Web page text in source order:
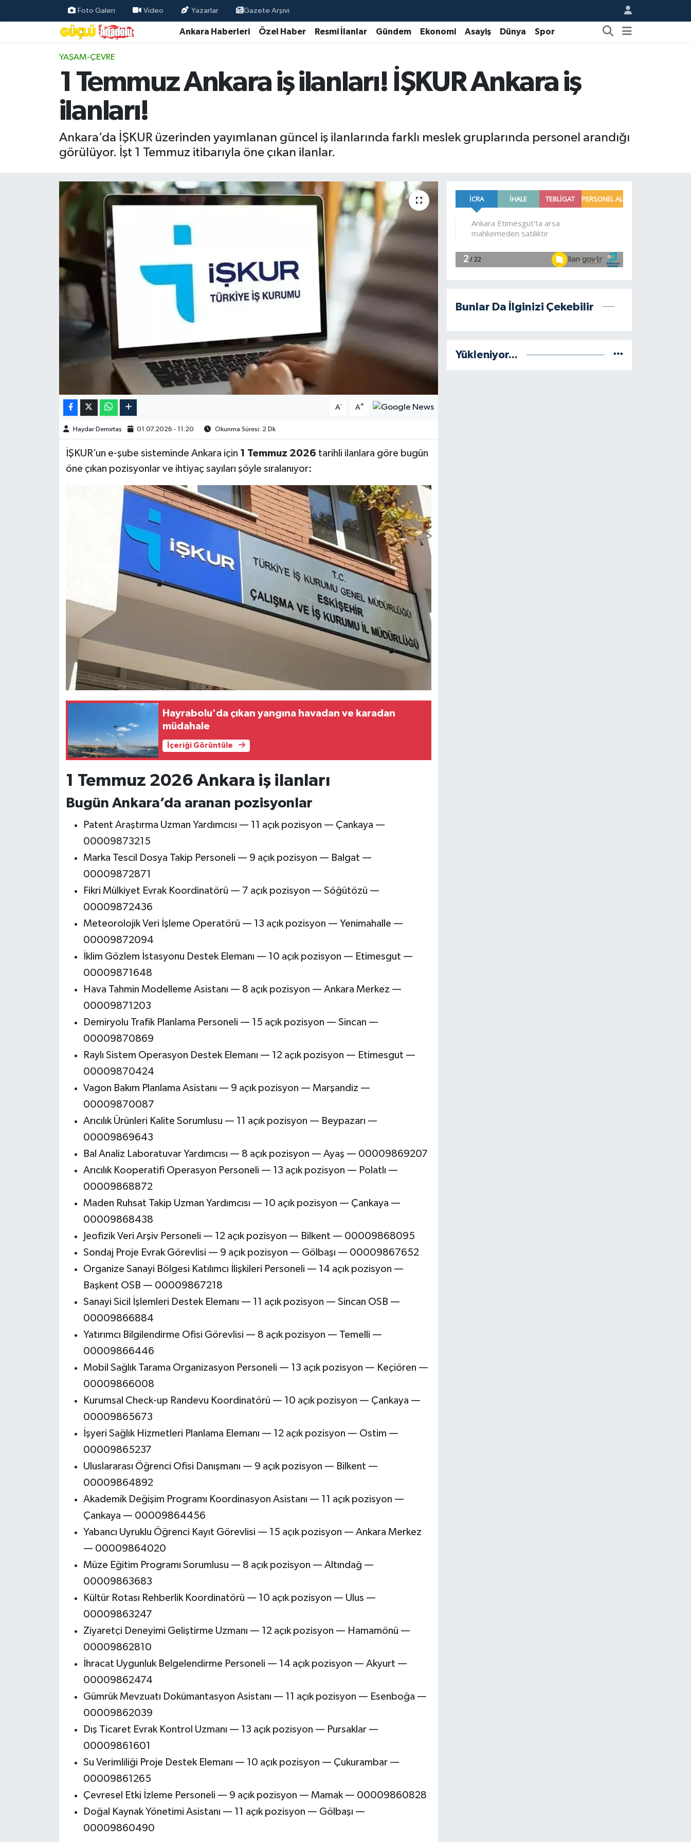
Foto Galeri Video Yazarlar Gazete Arşivi
Ankara Haberleri Özel Haber Resmi İlanlar Gündem Ekonomi Asayiş Dünya Spor
YAŞAM-ÇEVRE
1 Temmuz Ankara iş ilanları! İŞKUR Ankara iş
ilanları!
Ankara’da İŞKUR üzerinden yayımlanan güncel iş ilanlarında farklı meslek gruplarında personel arandığı
görülüyor. İşt 1 Temmuz itibarıyla öne çıkan ilanlar.
A- A+
Haydar Demirtaş 01.07.2026 - 11:20 Okunma Süresi: 2 Dk
İŞKUR’un e-şube sisteminde Ankara için 1 Temmuz 2026 tarihli ilanlara göre bugün
öne çıkan pozisyonlar ve ihtiyaç sayıları şöyle sıralanıyor:
Hayrabolu'da çıkan yangına havadan ve karadan
müdahale
İçeriği Görüntüle
1 Temmuz 2026 Ankara iş ilanları
Bugün Ankara’da aranan pozisyonlar
Patent Araştırma Uzman Yardımcısı — 11 açık pozisyon — Çankaya —
00009873215
Marka Tescil Dosya Takip Personeli — 9 açık pozisyon — Balgat —
00009872871
Fikri Mülkiyet Evrak Koordinatörü — 7 açık pozisyon — Söğütözü —
00009872436
Meteorolojik Veri İşleme Operatörü — 13 açık pozisyon — Yenimahalle —
00009872094
İklim Gözlem İstasyonu Destek Elemanı — 10 açık pozisyon — Etimesgut —
00009871648
Hava Tahmin Modelleme Asistanı — 8 açık pozisyon — Ankara Merkez —
00009871203
Demiryolu Trafik Planlama Personeli — 15 açık pozisyon — Sincan —
00009870869
Raylı Sistem Operasyon Destek Elemanı — 12 açık pozisyon — Etimesgut —
00009870424
Vagon Bakım Planlama Asistanı — 9 açık pozisyon — Marşandiz —
00009870087
Arıcılık Ürünleri Kalite Sorumlusu — 11 açık pozisyon — Beypazarı —
00009869643
Bal Analiz Laboratuvar Yardımcısı — 8 açık pozisyon — Ayaş — 00009869207
Arıcılık Kooperatifi Operasyon Personeli — 13 açık pozisyon — Polatlı —
00009868872
Maden Ruhsat Takip Uzman Yardımcısı — 10 açık pozisyon — Çankaya —
00009868438
Jeofizik Veri Arşiv Personeli — 12 açık pozisyon — Bilkent — 00009868095
Sondaj Proje Evrak Görevlisi — 9 açık pozisyon — Gölbaşı — 00009867652
Organize Sanayi Bölgesi Katılımcı İlişkileri Personeli — 14 açık pozisyon —
Başkent OSB — 00009867218
Sanayi Sicil İşlemleri Destek Elemanı — 11 açık pozisyon — Sincan OSB —
00009866884
Yatırımcı Bilgilendirme Ofisi Görevlisi — 8 açık pozisyon — Temelli —
00009866446
Mobil Sağlık Tarama Organizasyon Personeli — 13 açık pozisyon — Keçiören —
00009866008
Kurumsal Check-up Randevu Koordinatörü — 10 açık pozisyon — Çankaya —
00009865673
İşyeri Sağlık Hizmetleri Planlama Elemanı — 12 açık pozisyon — Ostim —
00009865237
Uluslararası Öğrenci Ofisi Danışmanı — 9 açık pozisyon — Bilkent —
00009864892
Akademik Değişim Programı Koordinasyon Asistanı — 11 açık pozisyon —
Çankaya — 00009864456
Yabancı Uyruklu Öğrenci Kayıt Görevlisi — 15 açık pozisyon — Ankara Merkez
— 00009864020
Müze Eğitim Programı Sorumlusu — 8 açık pozisyon — Altındağ —
00009863683
Kültür Rotası Rehberlik Koordinatörü — 10 açık pozisyon — Ulus —
00009863247
Ziyaretçi Deneyimi Geliştirme Uzmanı — 12 açık pozisyon — Hamamönü —
00009862810
İhracat Uygunluk Belgelendirme Personeli — 14 açık pozisyon — Akyurt —
00009862474
Gümrük Mevzuatı Dokümantasyon Asistanı — 11 açık pozisyon — Esenboğa —
00009862039
Dış Ticaret Evrak Kontrol Uzmanı — 13 açık pozisyon — Pursaklar —
00009861601
Su Verimliliği Proje Destek Elemanı — 10 açık pozisyon — Çukurambar —
00009861265
Çevresel Etki İzleme Personeli — 9 açık pozisyon — Mamak — 00009860828
Doğal Kaynak Yönetimi Asistanı — 11 açık pozisyon — Gölbaşı —
00009860490
Bunlar Da İlginizi Çekebilir
Yükleniyor...
Özel Haber
Resmi İlanlar
Gündem
Burç Yorumları
Kim kimdir?
Kültür Sanat